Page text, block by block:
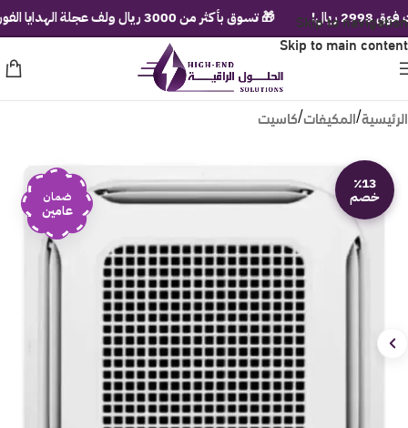
Skip to navigation
Skip to main content
الرئيسية/المكيفات/كاسيت
٪13
خصم ضمان
عامين
🎁 تسوق بأكثر من 3000 ريال ولف عجلة الهدايا الفورية!